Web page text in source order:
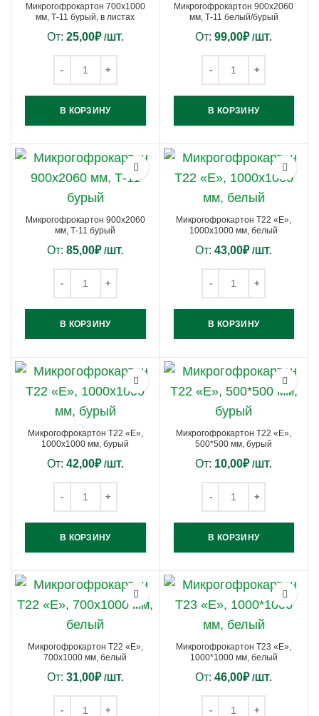
Микрогофрокартон 700х1000
мм, Т-11 бурый, в листах
От: 25,00₽ /ШТ.
В КОРЗИНУ
Микрогофрокартон 900х2060
мм, Т-11 белый/бурый
От:99,00₽ /ШТ.
В КОРЗИНУ
Микрогофрокартон 900х2060
мм, Т-11 бурый
От: 85,00₽ /ШТ.
В КОРЗИНУ
Микрогофрокартон Т22 «Е»,
1000х1000 мм, белый
От:43,00₽ /ШТ.
В КОРЗИНУ
Микрогофрокартон Т22 «Е»,
1000х1000 мм, бурый
От: 42,00₽ /ШТ.
В КОРЗИНУ
Микрогофрокартон Т22 «Е»,
500*500 мм, бурый
От: 10,00₽ /ШТ.
В КОРЗИНУ
Микрогофрокартон Т22 «Е»,
700х1000 мм, белый
От: 31,00₽ /ШТ.
Микрогофрокартон Т23 «Е»,
1000*1000 мм, белый
От:46,00₽ /ШТ.